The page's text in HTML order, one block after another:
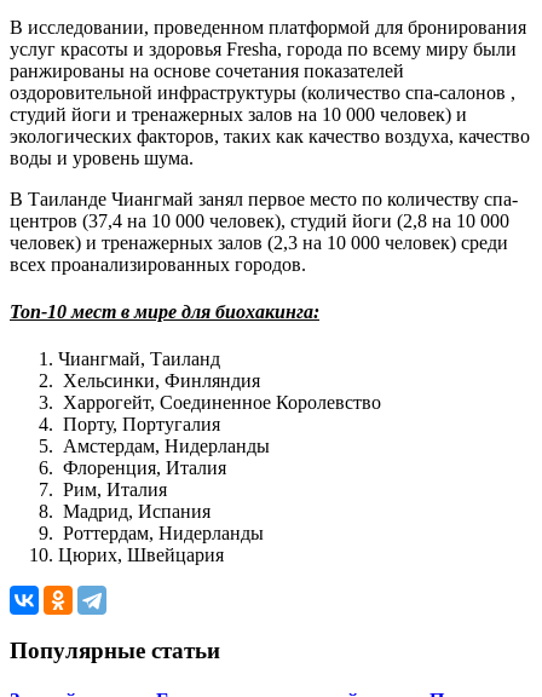
В исследовании, проведенном платформой для бронирования
услуг красоты и здоровья Fresha, города по всему миру были
ранжированы на основе сочетания показателей
оздоровительной инфраструктуры (количество спа-салонов ,
студий йоги и тренажерных залов на 10 000 человек) и
экологических факторов, таких как качество воздуха, качество
воды и уровень шума.
В Таиланде Чиангмай занял первое место по количеству спа-
центров (37,4 на 10 000 человек), студий йоги (2,8 на 10 000
человек) и тренажерных залов (2,3 на 10 000 человек) среди
всех проанализированных городов.
Топ-10 мест в мире для биохакинга:
Чиангмай, Таиланд
Хельсинки, Финляндия
Харрогейт, Соединенное Королевство
Порту, Португалия
Амстердам, Нидерланды
Флоренция, Италия
Рим, Италия
Мадрид, Испания
Роттердам, Нидерланды
Цюрих, Швейцария
Популярные статьи